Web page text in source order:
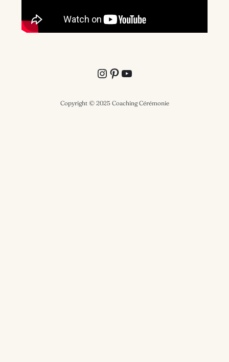
Instagram Pinterest YouTube
Copyright © 2025 Coaching Cérémonie